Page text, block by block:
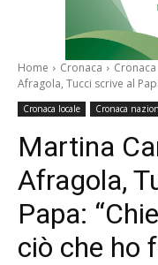
Home Cronaca
Afragola, Tucci scrive al
Cronaca locale Cronaca
Martina
Afragola,
Papa:
ciò che ho